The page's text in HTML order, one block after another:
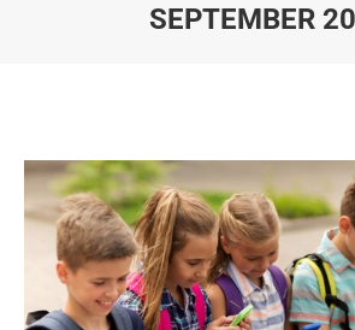
SEPTEMBER